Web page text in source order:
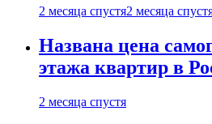
2 месяца спустя2 месяца
Названа цена
этажа квартир в
2 месяца спустя